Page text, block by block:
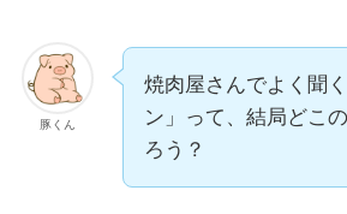
豚くん
焼肉屋さんでよく聞
ン」って、結局どこ
ろう？